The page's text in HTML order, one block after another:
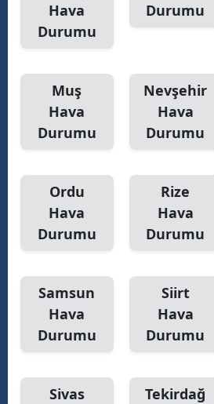
Hava
Durumu
Durumu
Muş
Hava
Durumu
Nevşehir
Hava
Durumu
Ordu
Hava
Durumu
Rize
Hava
Durumu
Samsun
Hava
Durumu
Siirt
Hava
Durumu
Sivas
Tekirdağ